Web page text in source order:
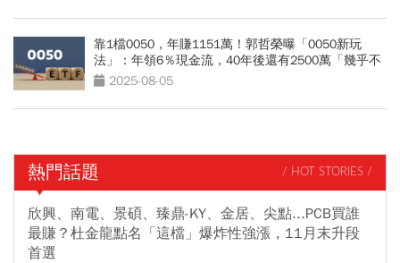
靠1檔0050，年賺1151萬！郭哲榮曝「0050新玩
法」：年領6％現金流，40年後還有2500萬「幾乎不
可能賣光」
2025-08-05
熱門話題 / HOT STORIES /
欣興、南電、景碩、臻鼎-KY、金居、尖點...PCB買誰
最賺？杜金龍點名「這檔」爆炸性強漲，11月末升段
首選